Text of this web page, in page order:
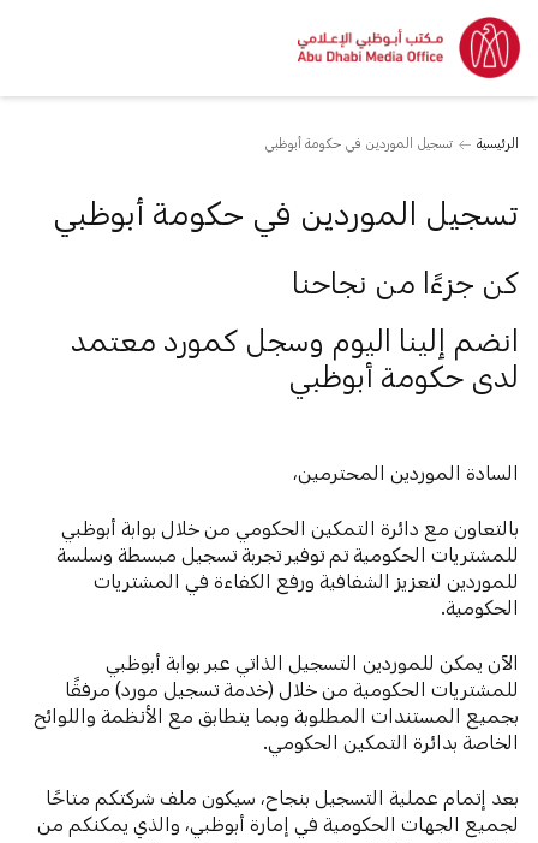
الرئيسية تسجيل الموردين في حكومة أبوظبي
تسجيل الموردين في حكومة أبوظبي
كن جزءًا من نجاحنا
‫انضم إلينا اليوم وسجل كمورد معتمد
لدى حكومة أبوظبي
‫السادة الموردين المحترمين،
بالتعاون مع دائرة التمكين الحكومي من خلال بوابة أبوظبي
للمشتريات الحكومية تم توفير تجربة تسجيل مبسطة وسلسة
للموردين لتعزيز الشفافية ورفع الكفاءة في المشتريات
الحكومية.
الآن يمكن للموردين التسجيل الذاتي عبر بوابة أبوظبي
للمشتريات الحكومية من خلال (خدمة تسجيل مورد) مرفقًا
بجميع المستندات المطلوبة وبما يتطابق مع الأنظمة واللوائح
الخاصة بدائرة التمكين الحكومي.
بعد إتمام عملية التسجيل بنجاح، سيكون ملف شركتكم متاحًا
لجميع الجهات الحكومية في إمارة أبوظبي، والذي يمكنكم من